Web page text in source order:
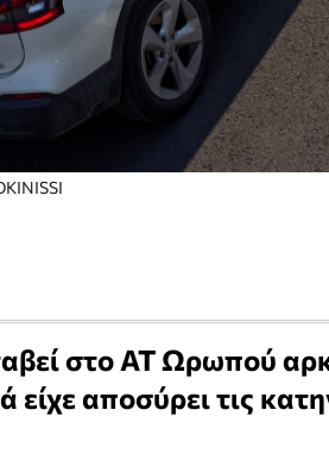
στο ΑΤ Ωρωπού
είχε αποσύρει τις